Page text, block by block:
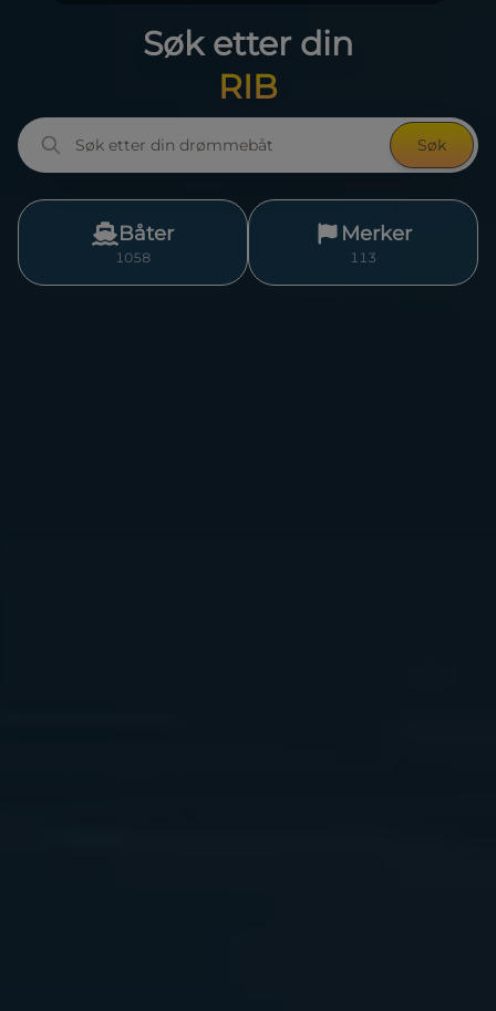
Søk etter din
seilbåt
Søk
Båter
1058
Merker
113